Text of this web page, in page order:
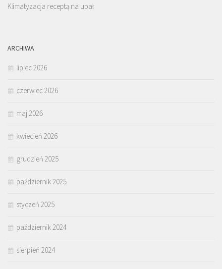
Klimatyzacja receptą na upał
ARCHIWA
lipiec 2026
czerwiec 2026
maj 2026
kwiecień 2026
grudzień 2025
październik 2025
styczeń 2025
październik 2024
sierpień 2024